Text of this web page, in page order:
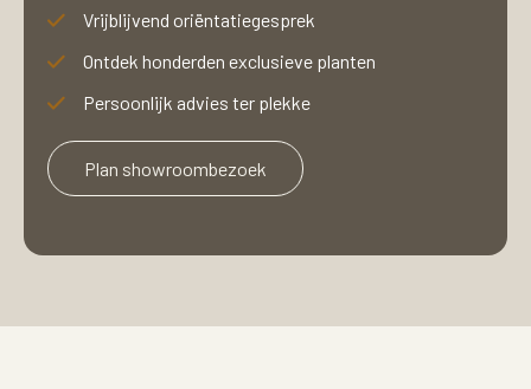
Vrijblijvend oriëntatiegesprek
Ontdek honderden exclusieve planten
Persoonlijk advies ter plekke
Plan showroombezoek